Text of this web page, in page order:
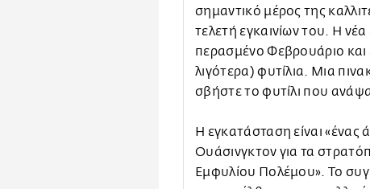
σημαντικό μέρος της
τελετή εγκαινίων του. Η
περασμένο Φεβρουάριο και
λιγότερα) φυτίλια. Μια
σβήστε το φυτίλι που
Η εγκατάσταση είναι «ένας
Ουάσινγκτον για τα
Εμφυλίου Πολέμου». Το